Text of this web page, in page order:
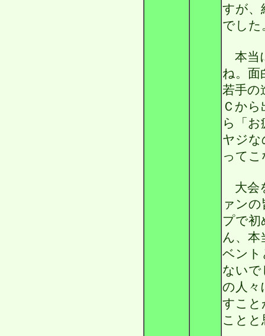
すが、
でした
本当
ね。面
若手の
Ｃか
ら「
ヤジな
って
大会
ァン
プで初
ん、本
ベント
ないで
の人々
すこと
ことと